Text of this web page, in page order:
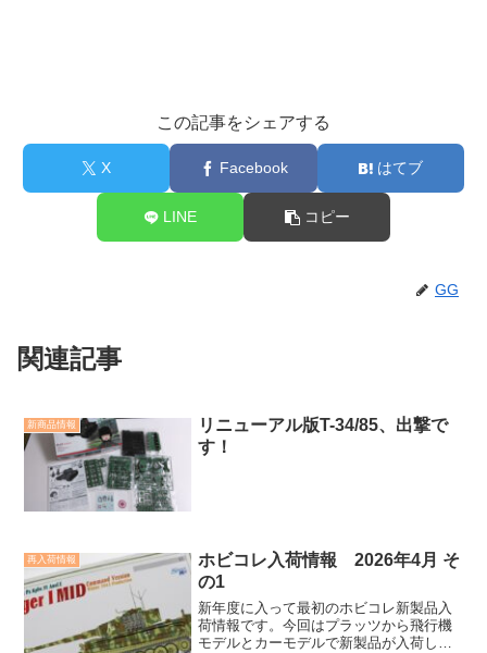
この記事をシェアする
X Facebook はてブ
LINE コピー
GG
関連記事
新商品情報
リニューアル版T-34/85、出撃で
す！
再入荷情報
ホビコレ入荷情報 2026年4月 そ
の1
新年度に入って最初のホビコレ新製品入
荷情報です。今回はプラッツから飛行機
モデルとカーモデルで新製品が入荷しま